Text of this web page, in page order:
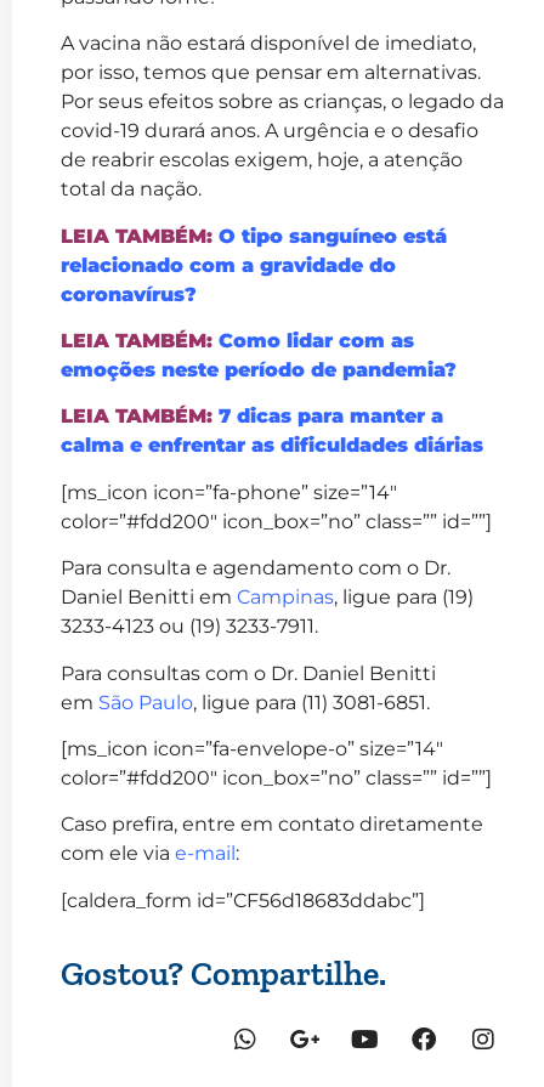
A vacina não estará disponível de imediato,
por isso, temos que pensar em alternativas.
Por seus efeitos sobre as crianças, o legado da
covid-19 durará anos. A urgência e o desafio
de reabrir escolas exigem, hoje, a atenção
total da nação.
LEIA TAMBÉM: O tipo sanguíneo está
relacionado com a gravidade do
coronavírus?
LEIA TAMBÉM: Como lidar com as
emoções neste período de pandemia?
LEIA TAMBÉM: 7 dicas para manter a
calma e enfrentar as dificuldades diárias
[ms_icon icon=”fa-phone” size=”14″
color=”#fdd200″ icon_box=”no” class=”” id=””]
Para consulta e agendamento com o Dr.
Daniel Benitti em Campinas, ligue para (19)
3233-4123 ou (19) 3233-7911.
Para consultas com o Dr. Daniel Benitti
em São Paulo, ligue para (11) 3081-6851.
[ms_icon icon=”fa-envelope-o” size=”14″
color=”#fdd200″ icon_box=”no” class=”” id=””]
Caso prefira, entre em contato diretamente
com ele via e-mail :
[caldera_form id=”CF56d18683ddabc”]
Gostou? Compartilhe.